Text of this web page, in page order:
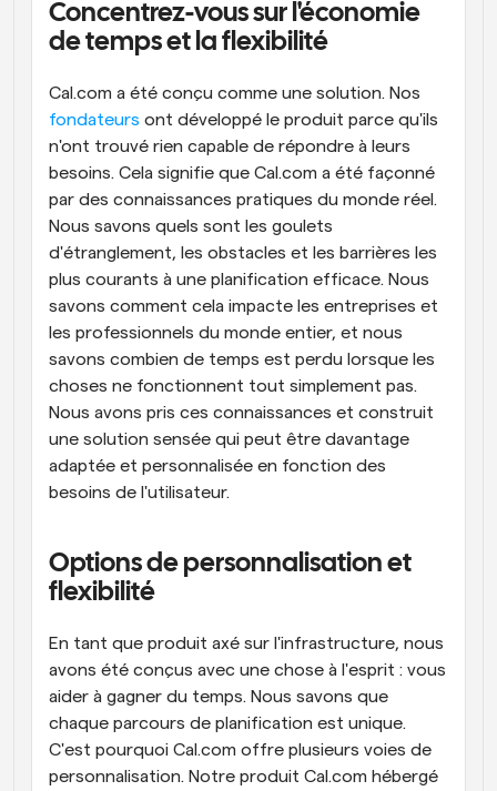
Concentrez-vous sur l'économie
de temps et la flexibilité
fondateurs ont développé le produit parce qu'ils
n'ont trouvé rien capable de répondre à leurs
besoins. Cela signifie que Cal.com a été façonné
par des connaissances pratiques du monde réel.
Nous savons quels sont les goulets
d'étranglement, les obstacles et les barrières les
plus courants à une planification efficace. Nous
savons comment cela impacte les entreprises et
les professionnels du monde entier, et nous
savons combien de temps est perdu lorsque les
choses ne fonctionnent tout simplement pas.
Nous avons pris ces connaissances et construit
une solution sensée qui peut être davantage
adaptée et personnalisée en fonction des
besoins de l'utilisateur.
Options de personnalisation et
flexibilité
En tant que produit axé sur l'infrastructure, nous
avons été conçus avec une chose à l'esprit : vous
aider à gagner du temps. Nous savons que
chaque parcours de planification est unique.
C'est pourquoi Cal.com offre plusieurs voies de
personnalisation. Notre produit Cal.com hébergé